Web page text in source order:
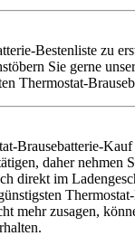
Bestenliste zu
Sie gerne
Thermostat-
Brausebatterie-
daher nehmen
direkt im
mehr zusagen,